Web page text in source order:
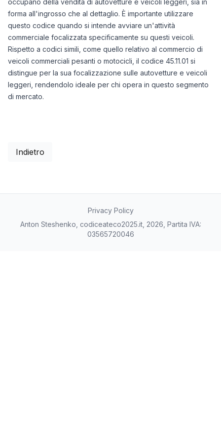
occupano della vendita di autovetture e veicoli leggeri, sia in
forma all'ingrosso che al dettaglio. È importante utilizzare
questo codice quando si intende avviare un'attività
commerciale focalizzata specificamente su questi veicoli.
Rispetto a codici simili, come quello relativo al commercio di
veicoli commerciali pesanti o motocicli, il codice 45.11.01 si
distingue per la sua focalizzazione sulle autovetture e veicoli
leggeri, rendendolo ideale per chi opera in questo segmento
di mercato.
Indietro
Privacy Policy
Anton Steshenko, codiceateco2025.it, 2026, Partita IVA:
03565720046